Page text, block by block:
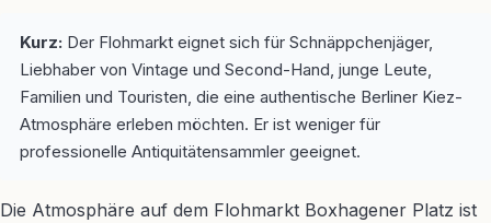
Kurz: Der Flohmarkt eignet sich für Schnäppchenjäger,
Liebhaber von Vintage und Second-Hand, junge Leute,
Familien und Touristen, die eine authentische Berliner Kiez-
Atmosphäre erleben möchten. Er ist weniger für
professionelle Antiquitätensammler geeignet.
Die Atmosphäre auf dem Flohmarkt Boxhagener Platz ist